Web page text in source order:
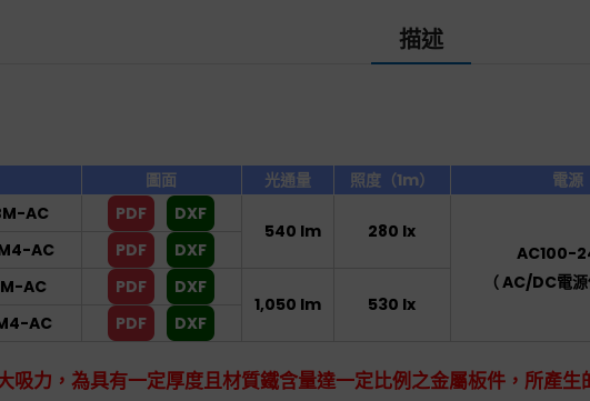
描述
圖面 光通量 照度（1m） 電源
AC
PDF
DXF
540 lm
280 lx
AC100-
（ AC/DC電源
AC PDF
DXF
AC
PDF
DXF
1,050 lm
530 lx
AC
PDF DXF
力，為具有一定厚度且材質鐵含量達一定比例之金屬板件，所產